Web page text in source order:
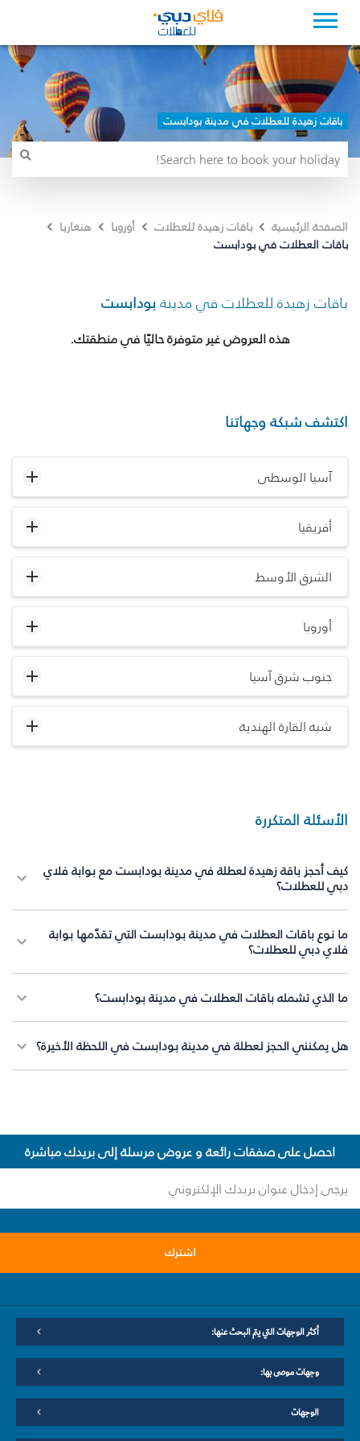
باقات زهيدة للعطلات في مدينة بودابست
الصفحة الرئيسية باقات زهيدة للعطلات أوروبا
هنغاريا
باقات العطلات في بودابست
باقات زهيدة للعطلات في مدينة بودابست
هذه العروض غير متوفرة حاليًا في منطقتك.
اكتشف شبكة وجهاتنا
آسيا الوسطى
أفريقيا
الشرق الأوسط
أوروبا
جنوب شرق آسيا
شبه القارة الهندية
الأسئلة المتكررة
كيف أحجز باقة زهيدة لعطلة في مدينة بودابست مع بوابة فلاي
دبي للعطلات؟
ما نوع باقات العطلات في مدينة بودابست التي تقدّمها بوابة
فلاي دبي للعطلات؟
ما الذي تشمله باقات العطلات في مدينة بودابست؟
هل يمكنني الحجز لعطلة في مدينة بودابست في اللحظة الأخيرة؟
احصل على صفقات رائعة و عروض مرسلة إلى بريدك مباشرة
اشترك
أكثر الوجهات التي يتم البحث عنها:
وجهات موصى بها:
الوجهات